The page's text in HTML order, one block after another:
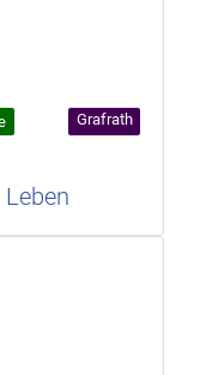
Grafrath